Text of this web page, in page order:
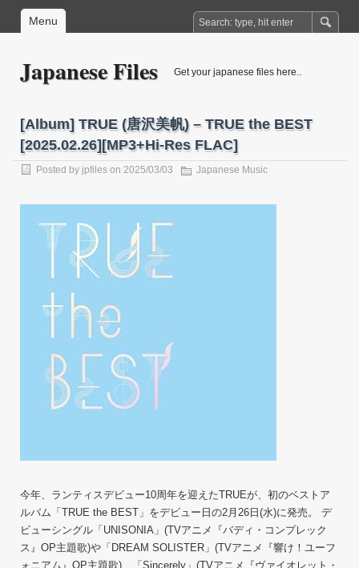
Menu
Japanese Files Get your japanese files here..
[Album] TRUE (唐沢美帆) – TRUE the BEST
[2025.02.26][MP3+Hi-Res FLAC]
Posted by jpfiles on 2025/03/03 Japanese Music
今年、ランティスデビュー10周年を迎えたTRUEが、初のベストア
ルバム「TRUE the BEST」をデビュー日の2月26日(水)に発売。 デ
ビューシングル「UNISONIA」(TVアニメ『バディ・コンプレック
ス』OP主題歌)や「DREAM SOLISTER」(TVアニメ『響け！ユーフ
ォニアム』OP主題歌)、「Sincerely」(TVアニメ『ヴァイオレット・